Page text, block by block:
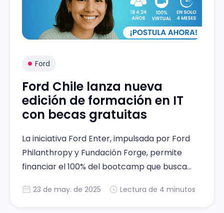
Ford
Ford Chile lanza nueva
edición de formación en IT
con becas gratuitas
La iniciativa Ford Enter, impulsada por Ford
Philanthropy y Fundación Forge, permite
financiar el 100% del bootcamp que busca
ingreso al mundo laboral digital.
23 de may. de 2025 Lectura de 4 minutos